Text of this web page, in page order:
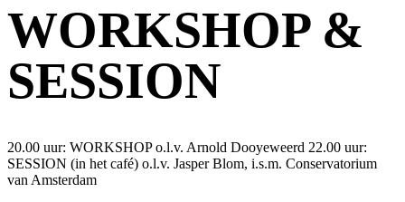
WORKSHOP &
SESSION
20.00 uur: WORKSHOP o.l.v. Arnold Dooyeweerd 22.00 uur:
SESSION (in het café) o.l.v. Jasper Blom, i.s.m. Conservatorium
van Amsterdam